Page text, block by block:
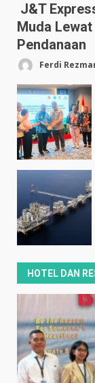
J&T
Muda
Pendanaan
Ferdi
HOTEL DAN